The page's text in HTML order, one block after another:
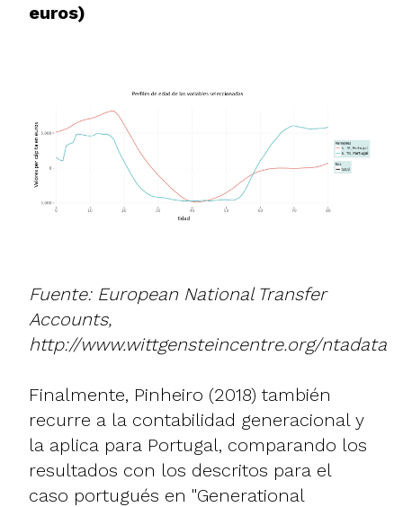
euros)
Fuente: European National Transfer
Accounts,
http://www.wittgensteincentre.org/ntadata
Finalmente, Pinheiro (2018) también
recurre a la contabilidad generacional y
la aplica para Portugal, comparando los
resultados con los descritos para el
caso portugués en "Generational